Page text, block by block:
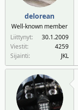
delorean
Well-known member
Liittynyt
30.1.2009
Viestit
4259
Sijainti
JKL